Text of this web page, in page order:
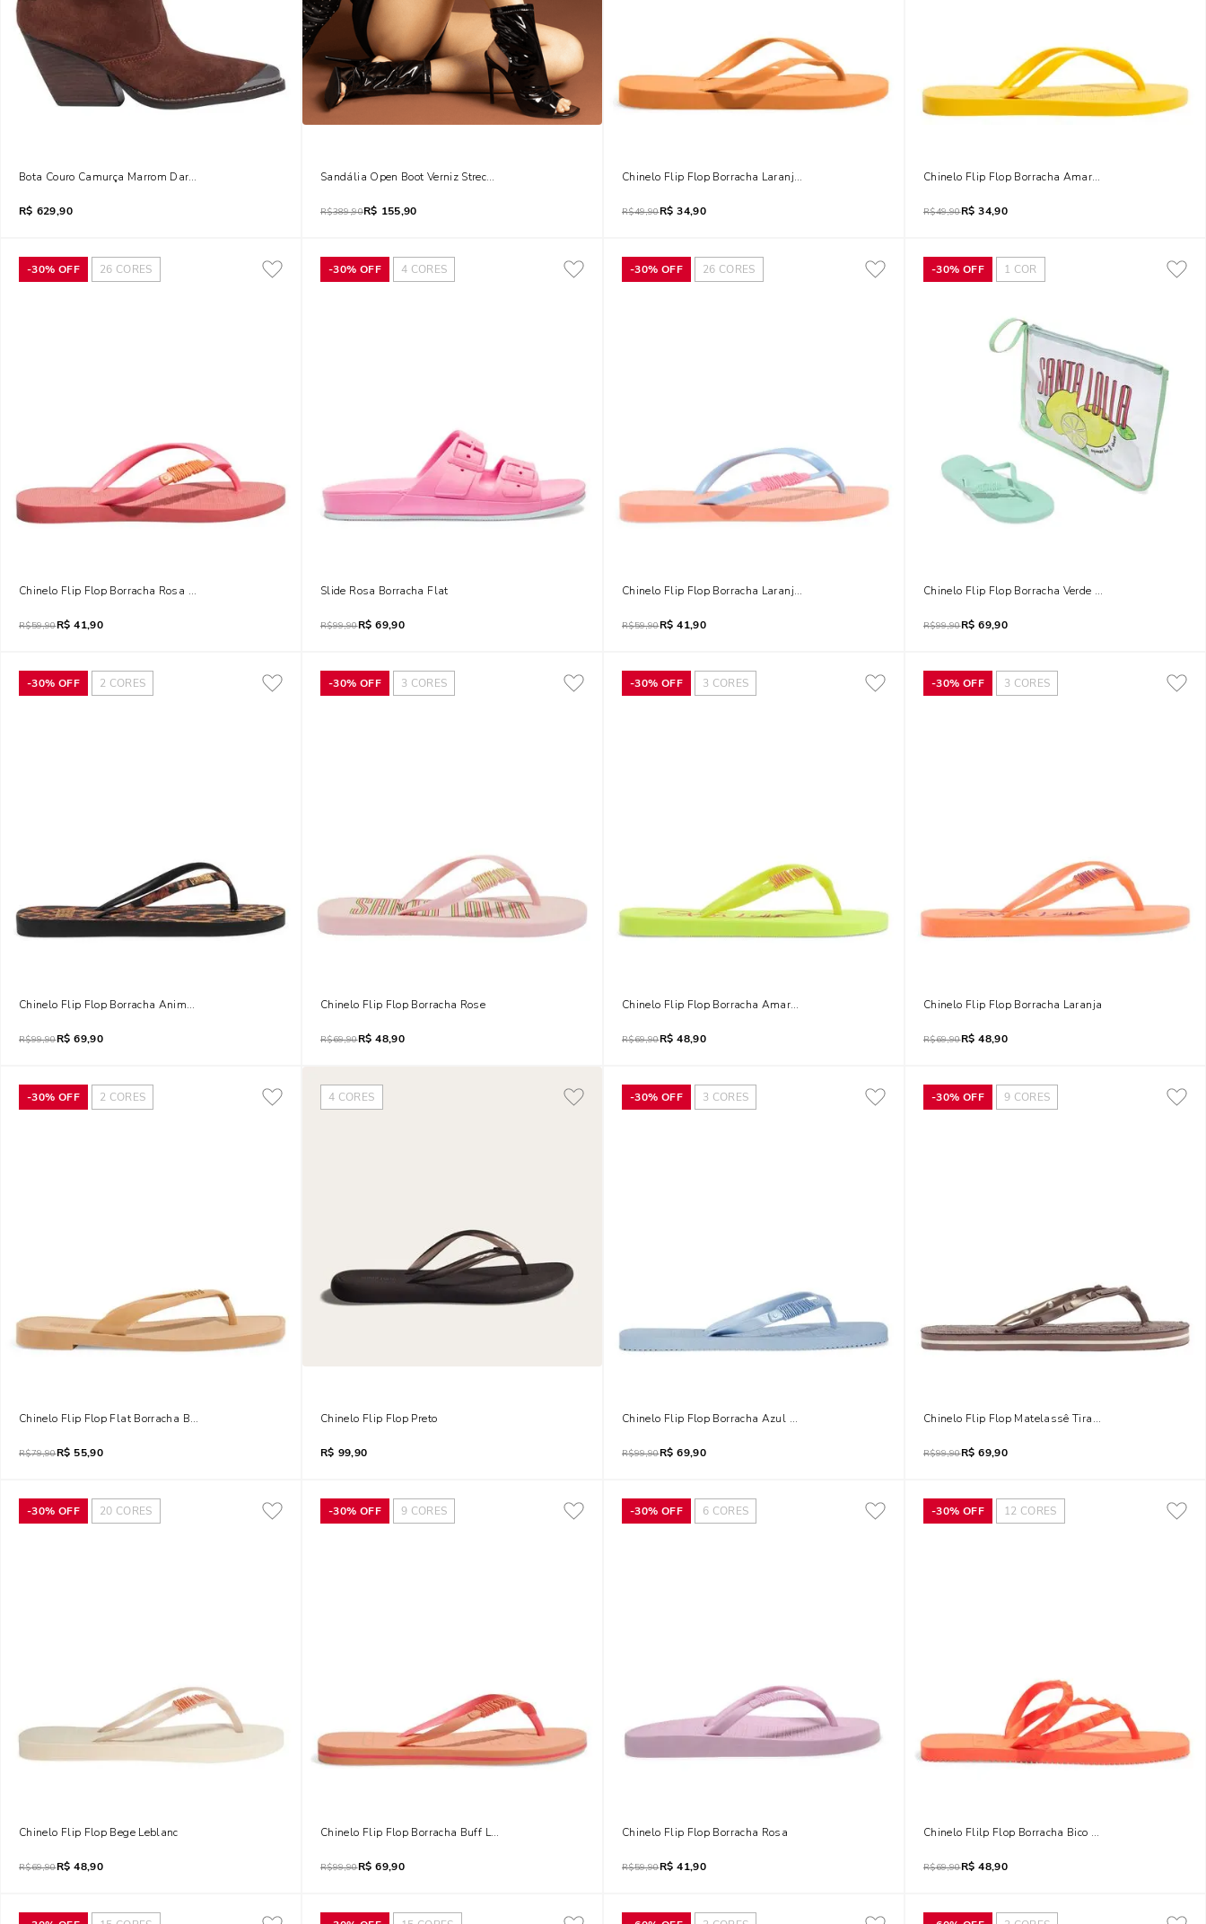
Bota Couro Camurça Marrom Dark Bico Fino Salto Grosso
R$ 629,90
Sandália Open Boot Verniz Strech Preto Salto Alto Fino
R$389,90R$ 155,90
Chinelo Flip Flop Borracha Laranja Town
R$49,90R$ 34,90
Chinelo Flip Flop Borracha Amarelo Jelly
R$49,90R$ 34,90
-30% OFF 26 CORES
Chinelo Flip Flop Borracha Rosa Bloom
R$59,90R$ 41,90
-30% OFF 4 CORES
Slide Rosa Borracha Flat
R$99,90R$ 69,90
-30% OFF 26 CORES
Chinelo Flip Flop Borracha Laranja Bico Redondo Tira Colorida
R$59,90R$ 41,90
-30% OFF 1 COR
Chinelo Flip Flop Borracha Verde E Necessaire
R$99,90R$ 69,90
-30% OFF 2 CORES
Chinelo Flip Flop Borracha Animal Print Onça
R$99,90R$ 69,90
-30% OFF 3 CORES
Chinelo Flip Flop Borracha Rose
R$69,90R$ 48,90
-30% OFF 3 CORES
Chinelo Flip Flop Borracha Amarelo Lime Fluor
R$69,90R$ 48,90
-30% OFF 3 CORES
Chinelo Flip Flop Borracha Laranja
R$69,90R$ 48,90
-30% OFF 2 CORES
Chinelo Flip Flop Flat Borracha Bico Quadrado Bege
R$79,90R$ 55,90
4 CORES
Chinelo Flip Flop Preto
R$ 99,90
-30% OFF 3 CORES
Chinelo Flip Flop Borracha Azul Gelatto
R$99,90R$ 69,90
-30% OFF 9 CORES
Chinelo Flip Flop Matelassê Tiras Spikes Prata Velho
R$99,90R$ 69,90
-30% OFF 20 CORES
Chinelo Flip Flop Bege Leblanc
R$69,90R$ 48,90
-30% OFF 9 CORES
Chinelo Flip Flop Borracha Buff Laranja
R$99,90R$ 69,90
-30% OFF 6 CORES
Chinelo Flip Flop Borracha Rosa
R$59,90R$ 41,90
-30% OFF 12 CORES
Chinelo Flilp Flop Borracha Bico Quadrado Spikes
R$69,90R$ 48,90